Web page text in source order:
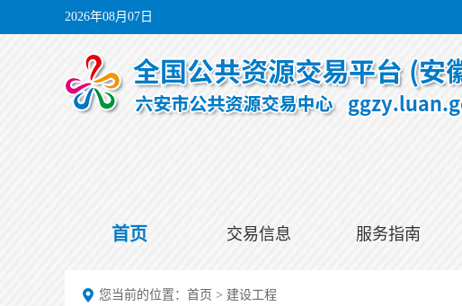
2026年08月07日
首页 交易信息 服务指南
您当前的位置： 首页 > 建设工程